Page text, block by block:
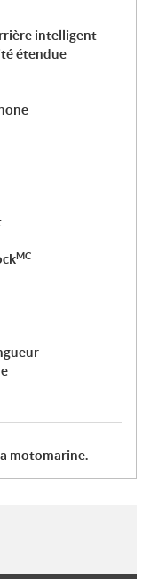
intelligent
étendue
MC
motomarine.